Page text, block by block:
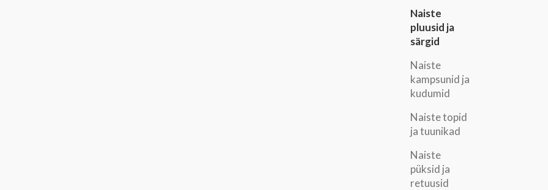
Naiste
pluusid ja
särgid
Naiste
kampsunid ja
kudumid
Naiste topid
ja tuunikad
Naiste
püksid ja
retuusid